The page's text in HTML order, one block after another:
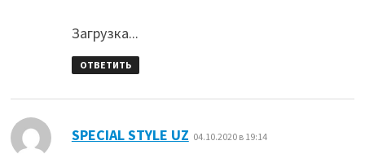
Загрузка...
ОТВЕТИТЬ
SPECIAL STYLE UZ 04.10.2020 в 19:14